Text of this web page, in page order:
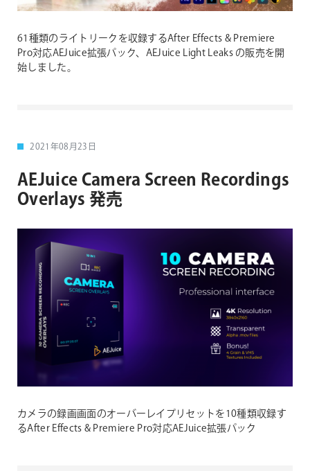
61種類のライトリークを収録するAfter Effects & Premiere
Pro対応AEJuice拡張パック、AEJuice Light Leaks の販売を開
始しました。
2021年08月23日
AEJuice Camera Screen Recordings
Overlays 発売
カメラの録画画面のオーバーレイプリセットを10種類収録す
るAfter Effects & Premiere Pro対応AEJuice拡張パック